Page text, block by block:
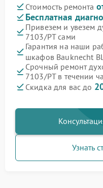
Стоимость ремонта
Бесплатная
Привезем и увезем
7103/PT сами
Гарантия на наши
шкафов Bauknecht
Срочный ремонт
7103/PT в течении
Скидка для вас до
Узнать